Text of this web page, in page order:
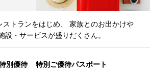
ストランをはじめ、 家族とのお出かけや
設・サービスが盛りだくさん。
別優待 特別ご優待パスポート